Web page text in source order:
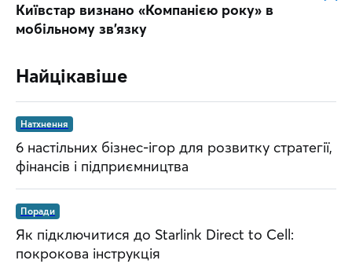
Київстар визнано «Компанією року» в
мобільному зв’язку
Найцікавіше
Натхнення
6 настільних бізнес-ігор для розвитку стратегії,
фінансів і підприємництва
Поради
Як підключитися до Starlink Direct to Cell:
покрокова інструкція